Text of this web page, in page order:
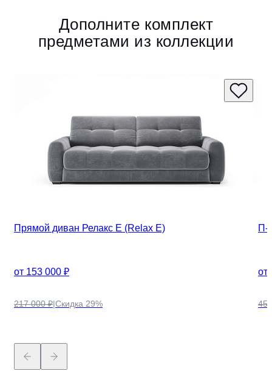
Дополните комплект
предметами из коллекции
Прямой диван Релакс Е (Relax E)
от 153 000 ₽
217 000 ₽|Скидка 29%
П-
от